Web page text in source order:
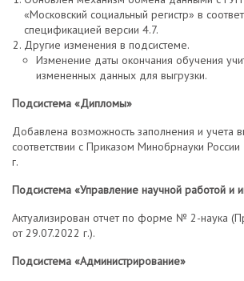
«Московский социальный регистр» в
спецификацией версии 4.7.
Другие изменения в подсистеме.
Изменение даты окончания обучения
измененных данных для выгрузки.
Подсистема «Дипломы»
Добавлена возможность заполнения и учета
соответствии с Приказом Минобрнауки
г.
Подсистема «Управление научной работой и
Актуализирован отчет по форме № 2-наука
от 29.07.2022 г.).
Подсистема «Администрирование»